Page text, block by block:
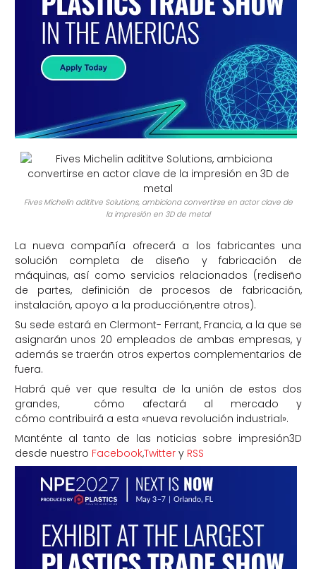
Fives Michelin adititve Solutions, ambiciona convertirse en actor clave de
la impresión en 3D de metal
La nueva compañía ofrecerá a los fabricantes una
solución completa de diseño y fabricación de
máquinas, así como servicios relacionados (rediseño
de partes, definición de procesos de fabricación,
instalación, apoyo a la producción,entre otros).
Su sede estará en Clermont- Ferrant, Francia, a la que se
asignarán unos 20 empleados de ambas empresas, y
además se traerán otros expertos complementarios de
fuera.
Habrá qué ver que resulta de la unión de estos dos
grandes, cómo afectará al mercado y
cómo contribuirá a esta «nueva revolución industrial».
Manténte al tanto de las noticias sobre impresión3D
desde nuestro Facebook,Twittery RSS